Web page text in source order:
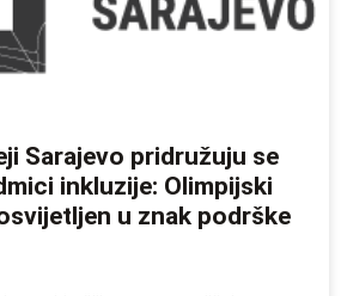
Sarajevo pridružuju se
inkluzije: Olimpijski
u znak podrške